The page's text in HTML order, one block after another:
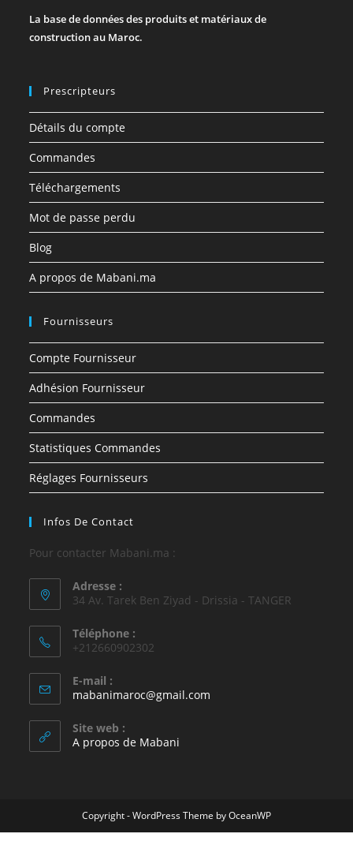
La base de données des produits et matériaux de
construction au Maroc.
Prescripteurs
Détails du compte
Commandes
Téléchargements
Mot de passe perdu
Blog
A propos de Mabani.ma
Fournisseurs
Compte Fournisseur
Adhésion Fournisseur
Commandes
Statistiques Commandes
Réglages Fournisseurs
Infos De Contact
Pour contacter Mabani.ma :
Adresse :
34 Av. Tarek Ben Ziyad - Drissia - TANGER
Téléphone :
+212660902302
E-mail :
mabanimaroc@gmail.com
Site web :
A propos de Mabani
Copyright - WordPress Theme by OceanWP